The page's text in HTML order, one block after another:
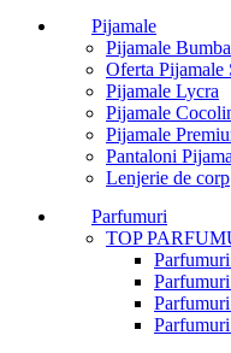
Pijamale
Pijamale
Oferta
Pijamale Lycra
Pijamale
Pijamale
Pantaloni
Lenjerie de corp
Parfumuri
TOP